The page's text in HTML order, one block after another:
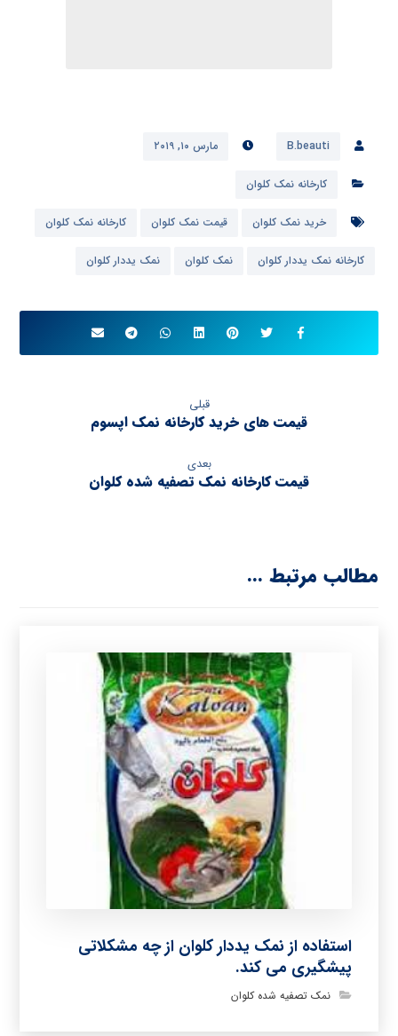
B.beauti مارس ۱۰, ۲۰۱۹
کارخانه نمک کلوان
خرید نمک کلوان قیمت نمک کلوان کارخانه نمک کلوان
کارخانه نمک یددار کلوان نمک کلوان نمک یددار کلوان
قبلی
قیمت های خرید کارخانه نمک اپسوم
بعدی
قیمت کارخانه نمک تصفیه شده کلوان
مطالب مرتبط ...
استفاده از نمک یددار کلوان از چه مشکلاتی
پیشگیری می کند.
نمک تصفیه شده کلوان